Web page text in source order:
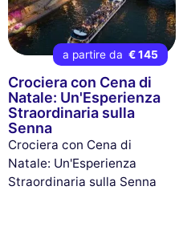
a partire da € 145
Crociera con Cena di
Natale: Un'Esperienza
Straordinaria sulla
Senna
Crociera con Cena di
Natale: Un'Esperienza
Straordinaria sulla Senna